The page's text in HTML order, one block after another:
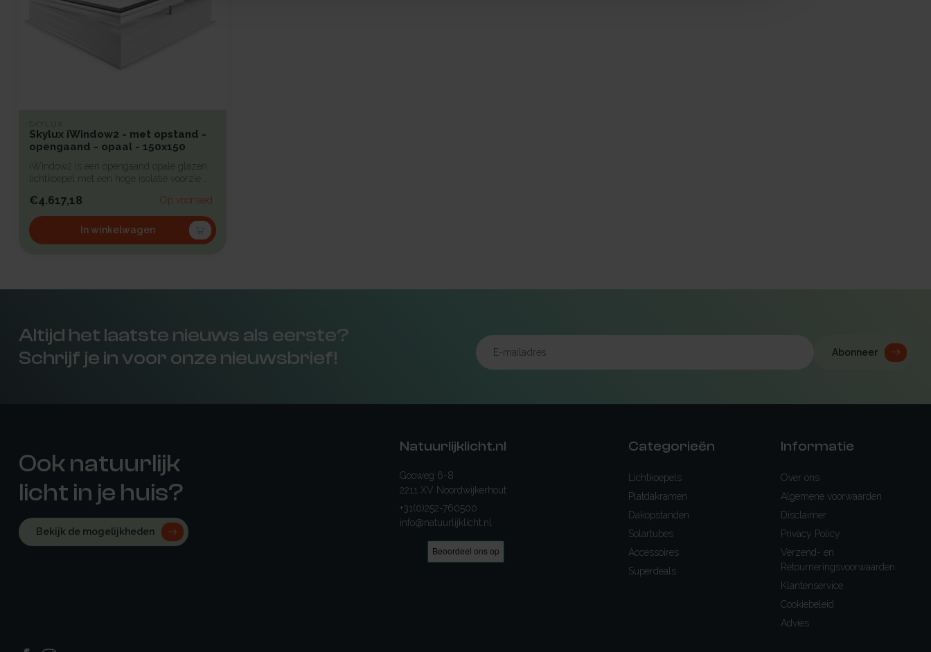
SKYLUX
Skylux iWindow2 - met opstand -
opengaand - opaal - 150x150
iWindow2 is een opengaand opale glazen
lichtkoepel met een hoge isolatie voorzie...
€4.617,18 Op voorraad
In winkelwagen
Altijd het laatste nieuws als eerste?
Schrijf je in voor onze nieuwsbrief!
Abonneer
Ook natuurlijk
licht in je huis?
Bekijk de mogelijkheden
Natuurlijklicht.nl
Gooweg 6-8
2211 XV Noordwijkerhout
+31(0)252-760500
info@natuurlijklicht.nl
Categorieën
Lichtkoepels
Platdakramen
Dakopstanden
Solartubes
Accessoires
Superdeals
Informatie
Over ons
Algemene voorwaarden
Disclaimer
Privacy Policy
Verzend- en
Retourneringsvoorwaarden
Klantenservice
Cookiebeleid
Advies